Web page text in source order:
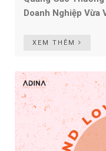
Doanh Nghiệp Vừa
XEM THÊM